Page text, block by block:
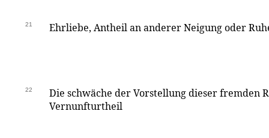
21 Ehrliebe, Antheil an anderer Neigung oder
22
Die schwäche der Vorstellung dieser fremden
Vernunfturtheil